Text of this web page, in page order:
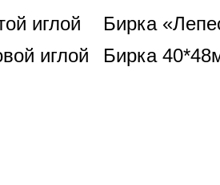
иглой Бирка«
иглой Бирка40*48